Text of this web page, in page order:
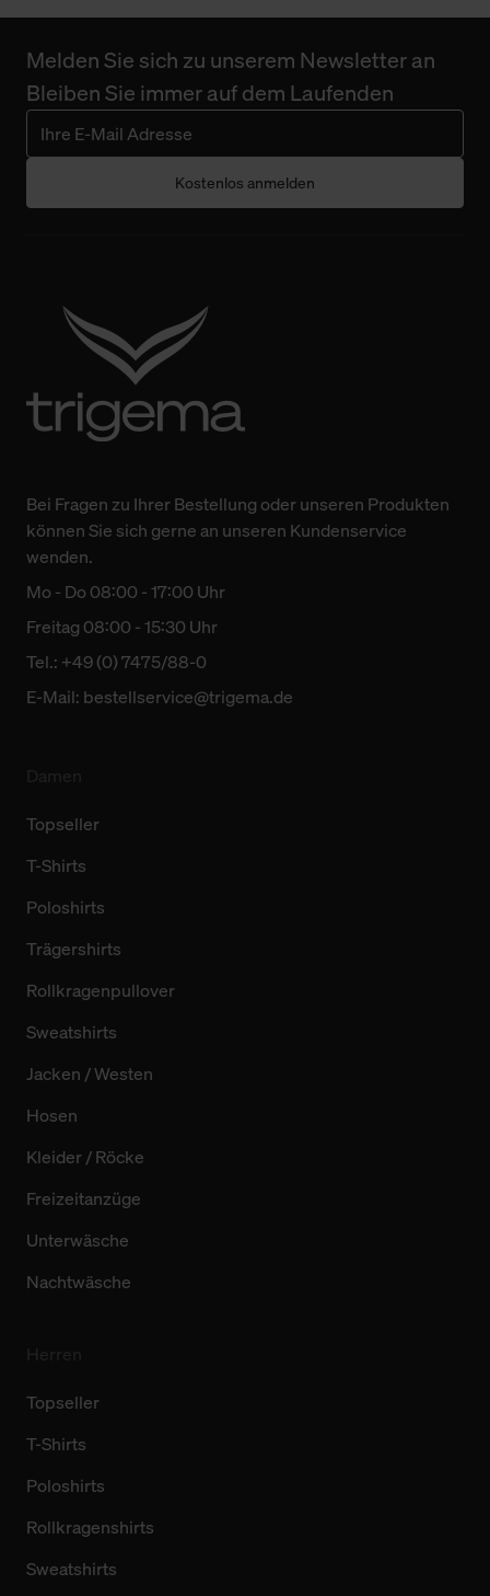
Melden Sie sich zu unserem Newsletter an
Bleiben Sie immer auf dem Laufenden
Kostenlos anmelden
Bei Fragen zu Ihrer Bestellung oder unseren Produkten
können Sie sich gerne an unseren Kundenservice
wenden.
Mo - Do 08:00 - 17:00 Uhr
Freitag 08:00 - 15:30 Uhr
Tel.: +49 (0) 7475/88-0
E-Mail: bestellservice@trigema.de
Topseller
T-Shirts
Poloshirts
Trägershirts
Rollkragenpullover
Sweatshirts
Jacken / Westen
Hosen
Kleider / Röcke
Freizeitanzüge
Unterwäsche
Nachtwäsche
Topseller
T-Shirts
Poloshirts
Rollkragenshirts
Sweatshirts